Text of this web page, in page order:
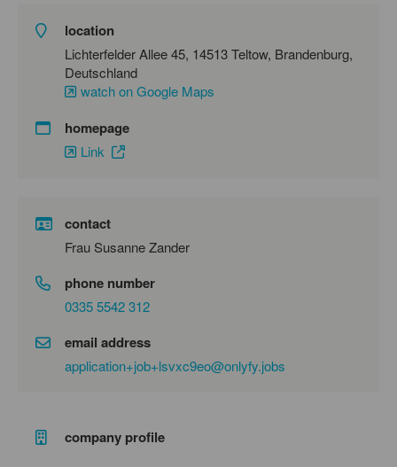
location
Lichterfelder Allee 45, 14513 Teltow, Brandenburg,
Deutschland
watch on Google Maps
homepage
Link
contact
Frau Susanne Zander
phone number
0335 5542 312
email address
application+job+lsvxc9eo@onlyfy.jobs
company profile